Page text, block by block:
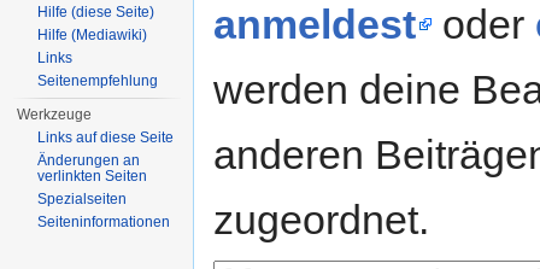
anmeldest
oder
werden deine
anderen
zugeordnet.
Hilfe (diese Seite)
Hilfe (Mediawiki)
Links
Seitenempfehlung
Werkzeuge
Links auf diese Seite
Änderungen an
verlinkten Seiten
Spezialseiten
Seiteninformationen